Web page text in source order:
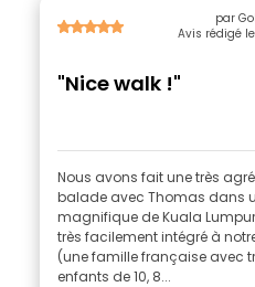
par
Avis rédigé
"Nice walk !"
Nous avons fait une très
balade avec Thomas dans
magnifique de Kuala
très facilement intégré à
(une famille française avec
enfants de 10, 8...